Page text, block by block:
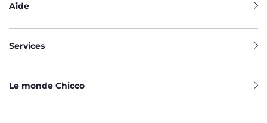
Aide
Services
Le monde Chicco